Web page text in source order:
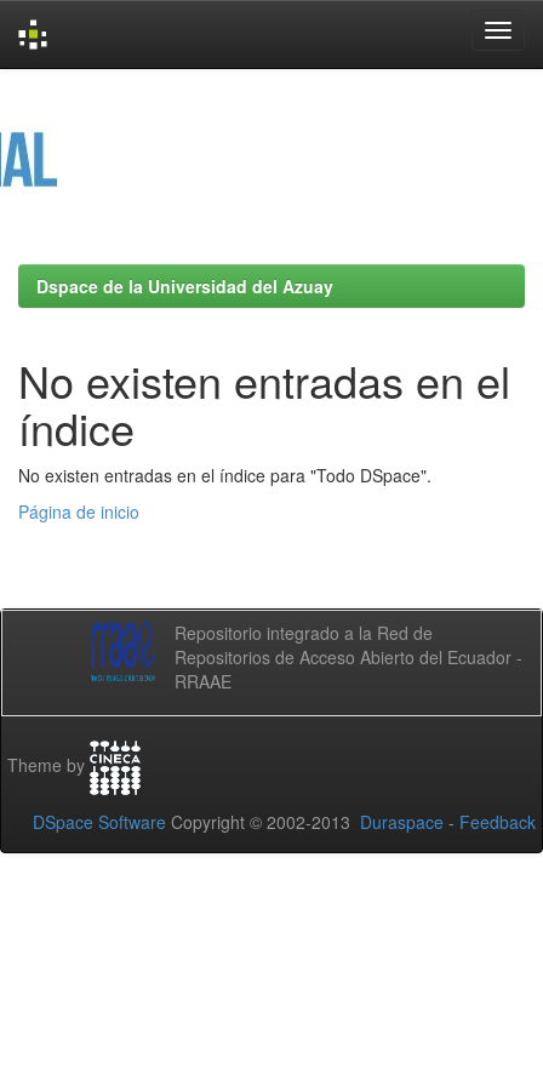
Dspace de la Universidad del Azuay
No existen entradas en el
índice
No existen entradas en el índice para "Todo DSpace".
Página de inicio
Repositorio integrado a la Red de
Repositorios de Acceso Abierto del Ecuador -
RRAAE
Theme by
DSpace Software Copyright © 2002-2013 Duraspace - Feedback